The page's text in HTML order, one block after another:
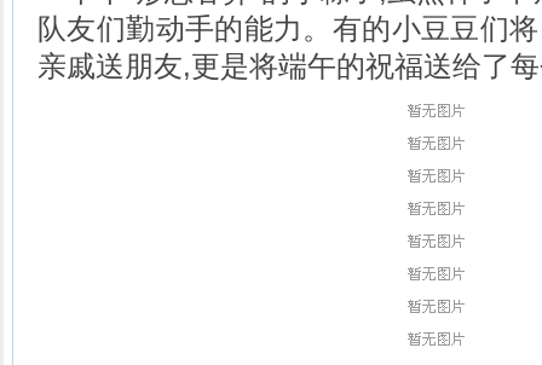
队友们勤动手的能力。有的小豆豆们
亲戚送朋友,更是将端午的祝福送给了